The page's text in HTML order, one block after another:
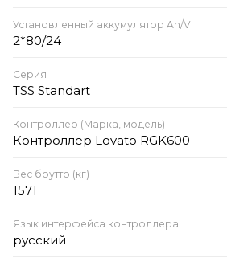
Установленный аккумулятор Ah/V
2*80/24
Серия
TSS Standart
Контроллер (Марка, модель)
Контроллер Lovato RGK600
Вес брутто (кг)
1571
Язык интерфейса контроллера
русский